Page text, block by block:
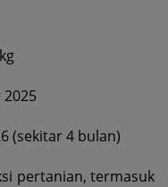
2025
(sekitar 4 bulan)
pertanian, termasuk